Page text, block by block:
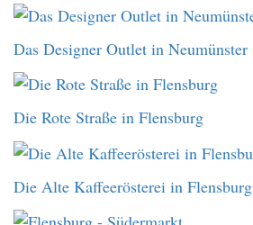
Das Designer Outlet in Neumünster
Die Rote Straße in Flensburg
Die Alte Kaffeerösterei in Flensburg